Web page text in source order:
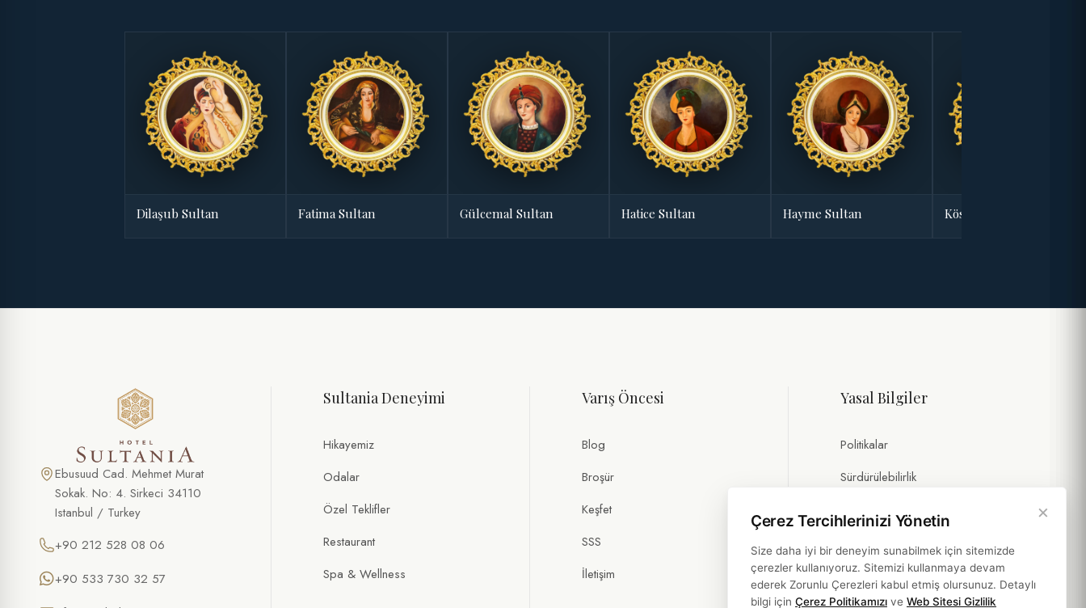
Dilaşub Sultan Fatima Sultan Gülcemal Sultan Hatice Sultan Hayme Sultan Kösem Sultan
Ebusuud Cad. Mehmet Murat
Sokak. No: 4. Sirkeci 34110
Istanbul / Turkey
+90 212 528 08 06
+90 533 730 32 57
Sultania Deneyimi
Hikayemiz
Odalar
Özel Teklifler
Restaurant
Spa & Wellness
Varış Öncesi
Blog
Broşür
Keşfet
SSS
İletişim
Yasal Bilgiler
Politikalar
Sürdürülebilirlik
×
Çerez Tercihlerinizi Yönetin
Size daha iyi bir deneyim sunabilmek için sitemizde
çerezler kullanıyoruz. Sitemizi kullanmaya devam
ederek Zorunlu Çerezleri kabul etmiş olursunuz. Detaylı
bilgi için Çerez Politikamızı ve Web Sitesi Gizlilik